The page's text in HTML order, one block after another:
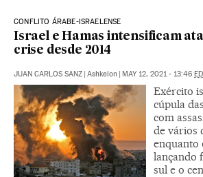
CONFLITO ÁRABE-ISRAELENSE
Israel e Hamas intensificam
crise desde 2014
JUAN CARLOS SANZ | Ashkelon | MAY 12, 2021 - 13:46
Exército
cúpula
com
de vários
enquanto
lançando
sul e o